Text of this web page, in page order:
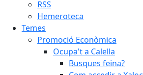
RSS
Hemeroteca
Temes
Promoció Econòmica
Ocupa't a Calella
Busques feina?